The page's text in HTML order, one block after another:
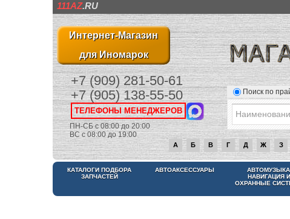
111AZ.RU
Интернет-Магазин
для Иномарок
+7 (909) 281-50-61
+7 (905) 138-55-50
ТЕЛЕФОНЫ МЕНЕДЖЕРОВ
ПН-СБ с 08:00 до 20:00
ВС с 08:00 до 19:00
Поиск по
А Б В Г Д Ж З
КАТАЛОГИ ПОДБОРА
ЗАПЧАСТЕЙ
АВТОАКСЕССУАРЫ
АВТОМУЗЫКА,
НАВИГАЦИЯ И
ОХРАННЫЕ